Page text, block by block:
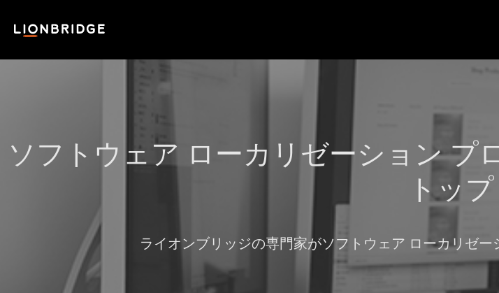
ソフトウェア ローカリゼーション プ
トッ
ライオンブリッジの専門家がソフトウェア ローカリゼ